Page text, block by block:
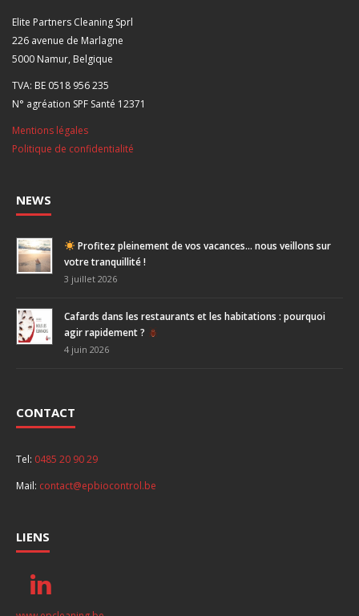
Elite Partners Cleaning Sprl
226 avenue de Marlagne
5000 Namur, Belgique
TVA: BE 0518 956 235
N° agréation SPF Santé 12371
Mentions légales
Politique de confidentialité
NEWS
Profitez pleinement de vos vacances… nous veillons sur
votre tranquillité !
3 juillet 2026
Cafards dans les restaurants et les habitations : pourquoi
agir rapidement ?
4 juin 2026
CONTACT
Tel: 0485 20 90 29
Mail: contact@epbiocontrol.be
LIENS